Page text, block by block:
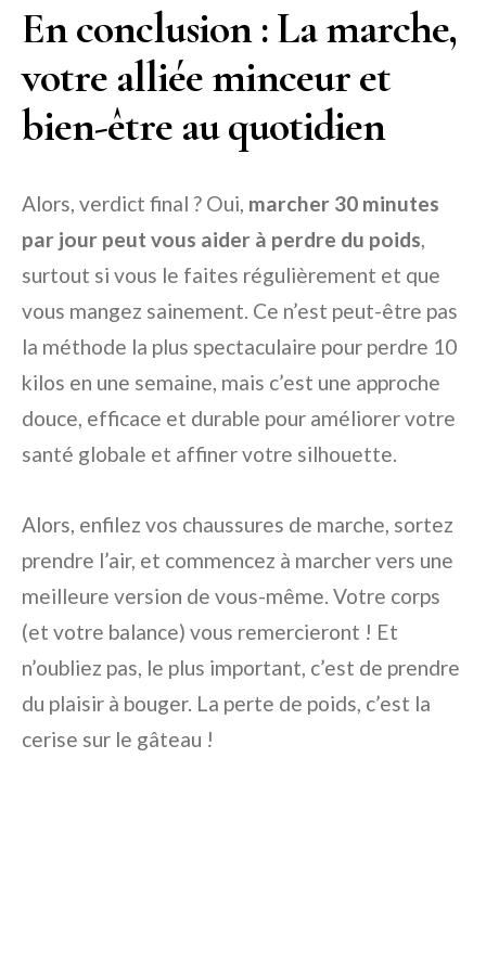
En conclusion : La marche,
votre alliée minceur et
bien-être au quotidien
Alors, verdict final ? Oui, marcher 30 minutes
par jour peut vous aider à perdre du poids,
surtout si vous le faites régulièrement et que
vous mangez sainement. Ce n’est peut-être pas
la méthode la plus spectaculaire pour perdre 10
kilos en une semaine, mais c’est une approche
douce, efficace et durable pour améliorer votre
santé globale et affiner votre silhouette.
Alors, enfilez vos chaussures de marche, sortez
prendre l’air, et commencez à marcher vers une
meilleure version de vous-même. Votre corps
(et votre balance) vous remercieront ! Et
n’oubliez pas, le plus important, c’est de prendre
du plaisir à bouger. La perte de poids, c’est la
cerise sur le gâteau !